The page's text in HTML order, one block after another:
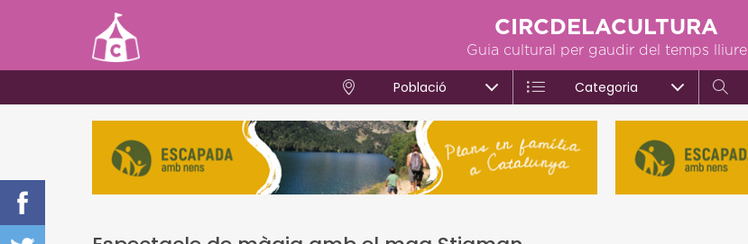
CIRCDELACULTURA
Guia cultural per gaudir del temps lliure
Població Categoria